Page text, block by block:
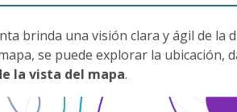
brinda una visión clara y ágil de la
se puede explorar la
la vista del mapa.